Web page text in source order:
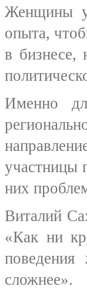
Женщины
опыта,
в бизнесе,
Именно
участницы
них
Виталий
«Как ни
сложнее».